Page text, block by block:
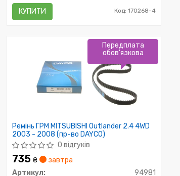
КУПИТИ Код: 170268-4
Ремінь ГРМ MITSUBISHI Outlander 2.4 4WD
2003 - 2008 (пр-во DAYCO)
0 відгуків
735₴
завтра
Артикул:
94981
Передплата
обов'язкова